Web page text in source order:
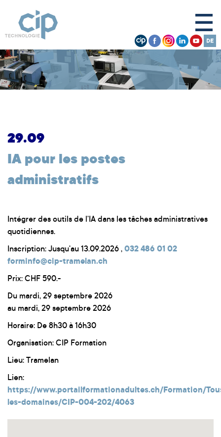
29.09
IA pour les postes
administratifs
Intégrer des outils de l'IA dans les tâches administratives
quotidiennes.
Inscription: Jusqu'au 13.09.2026 , 032 486 01 02
forminfo@cip-tramelan.ch
Prix: CHF 590.-
Du mardi, 29 septembre 2026
au mardi, 29 septembre 2026
Horaire: De 8h30 à 16h30
Organisation: CIP Formation
Lieu: Tramelan
Lien:
https://www.portailformationadultes.ch/Formation/
les-domaines/CIP-004-202/4063